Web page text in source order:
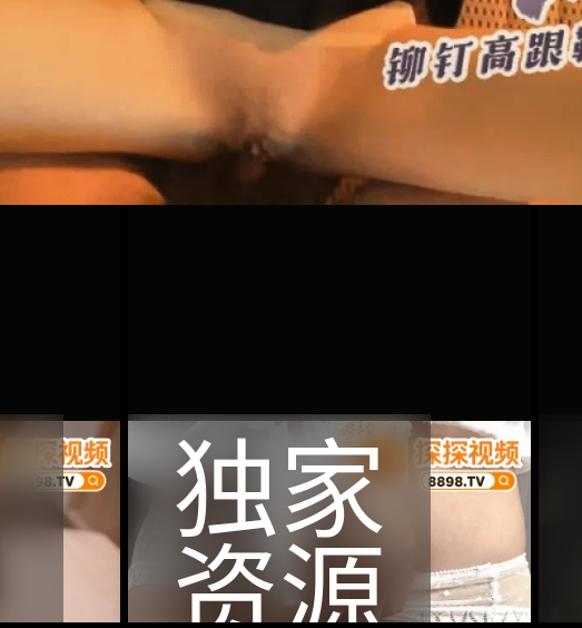
独家
资源